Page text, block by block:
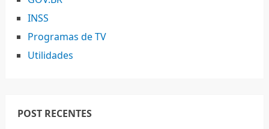
INSS
Programas de TV
Utilidades
POST RECENTES